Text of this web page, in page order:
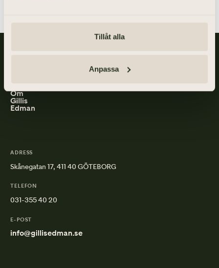
Tillåt alla
Anpassa
med personliga begravningar och familjejuridik.
Om
Gillis
Edman
ADRESS
Skånegatan 17, 411 40 GÖTEBORG
TELEFON
031-355 40 20
E-POST
info@gillisedman.se